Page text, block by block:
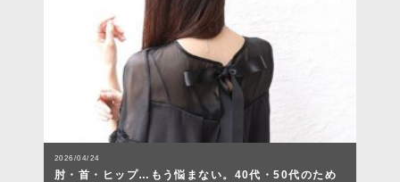
2026/04/24
肘・首・ヒップ…もう悩まない。40代・50代のため